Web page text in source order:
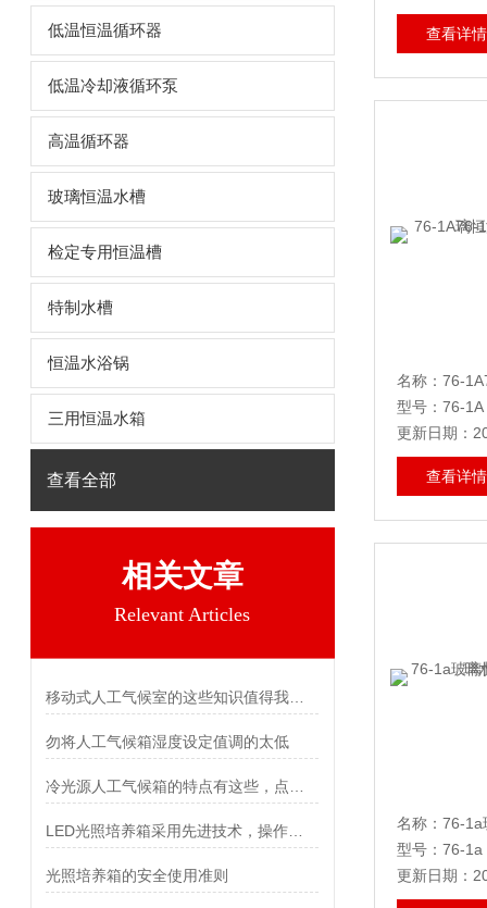
低温恒温循环器
低温冷却液循环泵
高温循环器
玻璃恒温水槽
检定专用恒温槽
特制水槽
恒温水浴锅
三用恒温水箱
查看全部
相关文章
Relevant Articles
勿将人工气候箱湿度设定值调的太低
光照培养箱的安全使用准则
查看详情
型号：76-1A
更新日期：
查看详情
型号：76-1a
更新日期：